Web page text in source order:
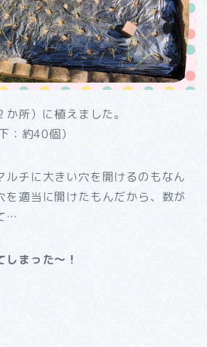
所）に植えました。
：約40個）
ルチに大きい穴を開けるのもなん
を適当に開けたもんだから、数が
…
まった～！